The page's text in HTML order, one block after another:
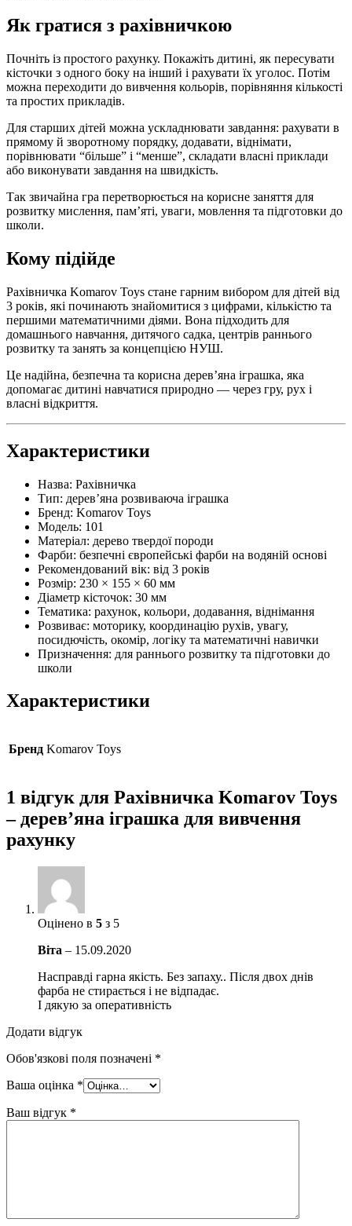
Як гратися з рахівничкою
Почніть із простого рахунку. Покажіть дитині, як пересувати
кісточки з одного боку на інший і рахувати їх уголос. Потім
можна переходити до вивчення кольорів, порівняння кількості
та простих прикладів.
Для старших дітей можна ускладнювати завдання: рахувати в
прямому й зворотному порядку, додавати, віднімати,
порівнювати “більше” і “менше”, складати власні приклади
або виконувати завдання на швидкість.
Так звичайна гра перетворюється на корисне заняття для
розвитку мислення, пам’яті, уваги, мовлення та підготовки до
школи.
Кому підійде
Рахівничка Komarov Toys стане гарним вибором для дітей від
3 років, які починають знайомитися з цифрами, кількістю та
першими математичними діями. Вона підходить для
домашнього навчання, дитячого садка, центрів раннього
розвитку та занять за концепцією НУШ.
Це надійна, безпечна та корисна дерев’яна іграшка, яка
допомагає дитині навчатися природно — через гру, рух і
власні відкриття.
Характеристики
Назва: Рахівничка
Тип: дерев’яна розвиваюча іграшка
Бренд: Komarov Toys
Модель: 101
Матеріал: дерево твердої породи
Фарби: безпечні європейські фарби на водяній основі
Рекомендований вік: від 3 років
Розмір: 230 × 155 × 60 мм
Діаметр кісточок: 30 мм
Тематика: рахунок, кольори, додавання, віднімання
Розвиває: моторику, координацію рухів, увагу,
посидючість, окомір, логіку та математичні навички
Призначення: для раннього розвитку та підготовки до
школи
Характеристики
Бренд Komarov Toys
1 відгук для Рахівничка Komarov Toys
– дерев’яна іграшка для вивчення
рахунку
Оцінено в 5 з 5
Віта – 15.09.2020
Насправді гарна якість. Без запаху.. Після двох днів
фарба не стирається і не відпадає.
І дякую за оперативність
Додати відгук
Обов'язкові поля позначені *
Ваша оцінка *
Ваш відгук *